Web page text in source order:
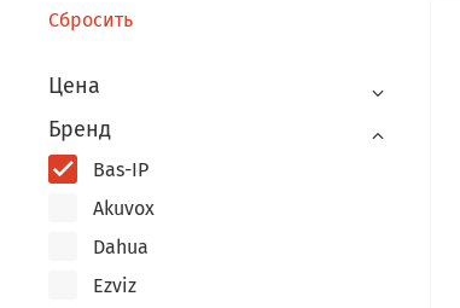
Сбросить
Цена
Бренд
Bas-IP
Akuvox
Dahua
Ezviz